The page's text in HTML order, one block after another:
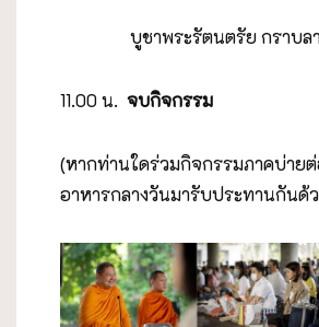
บูชาพระรัตนตรัย กราบลาพ่
11.00 น. จบกิจกรรม
(หากท่านใดร่วมกิจกรรมภาคบ่าย
อาหารกลางวันมารับประทานกันด้